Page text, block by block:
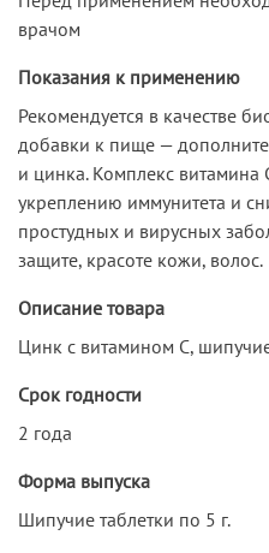
врачом
Показания к применению
Рекомендуется в качестве
добавки к пище —
и цинка. Комплекс витамина
укреплению иммунитета и
простудных и вирусных
защите, красоте кожи, волос.
Описание товара
Цинк с витамином С,
Срок годности
2 года
Форма выпуска
Шипучие таблетки по 5 г.